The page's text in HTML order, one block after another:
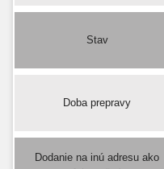
Stav
Doba prepravy
Dodanie na inú adresu ako